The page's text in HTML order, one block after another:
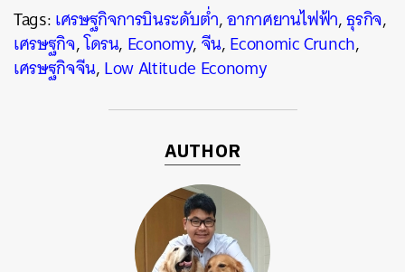
Tags:เศรษฐกิจการบินระดับต่ำ,อากาศยานไฟฟ้า,ธุรกิจ,
เศรษฐกิจ,โดรน, Economy,จีน,Economic Crunch,
เศรษฐกิจจีน,Low Altitude Economy
AUTHOR